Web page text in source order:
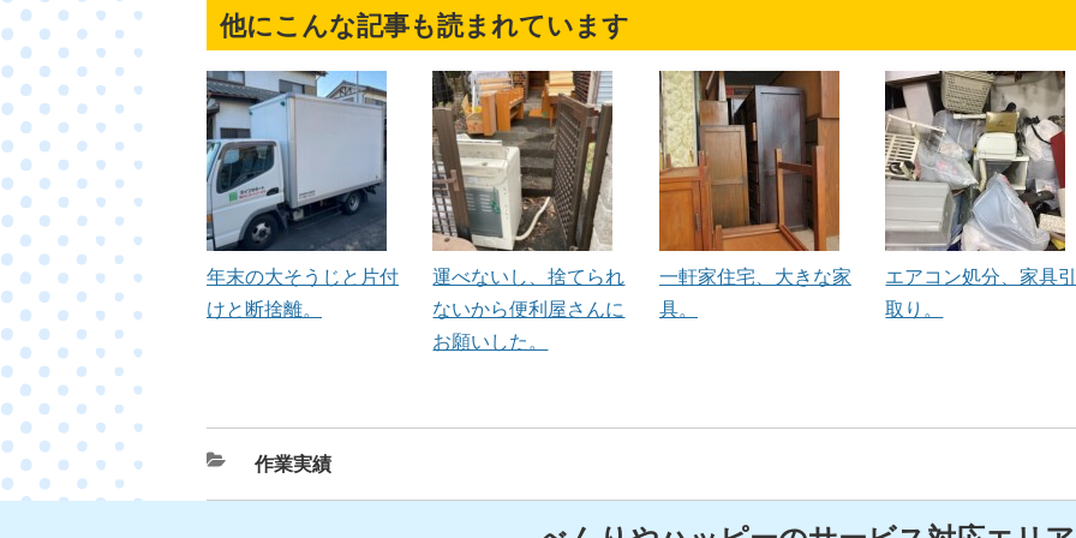
他にこんな記事も読まれています
年末の大そうじと片付
けと断捨離。
運べないし、捨てられ
ないから便利屋さんに
お願いした。
一軒家住宅、大きな家
具。
エアコン処分、家具
取り。
カ
テ
作業実績